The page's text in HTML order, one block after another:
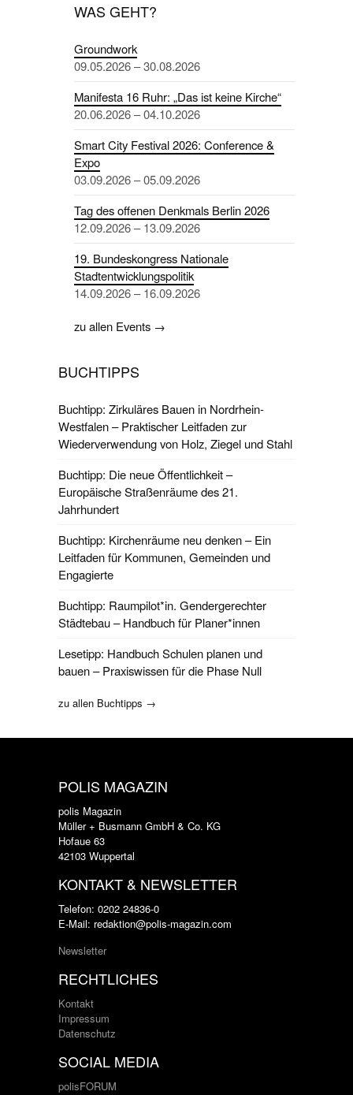
WAS GEHT?
Groundwork
09.05.2026 – 30.08.2026
Manifesta 16 Ruhr: „Das ist keine Kirche“
20.06.2026 – 04.10.2026
Smart City Festival 2026: Conference &
Expo
03.09.2026 – 05.09.2026
Tag des offenen Denkmals Berlin 2026
12.09.2026 – 13.09.2026
19. Bundeskongress Nationale
Stadtentwicklungspolitik
14.09.2026 – 16.09.2026
zu allen Events →
BUCHTIPPS
Buchtipp: Zirkuläres Bauen in Nordrhein-
Westfalen – Praktischer Leitfaden zur
Wiederverwendung von Holz, Ziegel und Stahl
Buchtipp: Die neue Öffentlichkeit –
Europäische Straßenräume des 21.
Jahrhundert
Buchtipp: Kirchenräume neu denken – Ein
Leitfaden für Kommunen, Gemeinden und
Engagierte
Buchtipp: Raumpilot*in. Gendergerechter
Städtebau – Handbuch für Planer*innen
Lesetipp: Handbuch Schulen planen und
bauen – Praxiswissen für die Phase Null
zu allen Buchtipps →
POLIS MAGAZIN
polis Magazin
Müller + Busmann GmbH & Co. KG
Hofaue 63
42103 Wuppertal
KONTAKT & NEWSLETTER
Telefon: 0202 24836-0
E-Mail: redaktion@polis-magazin.com
Newsletter
RECHTLICHES
Kontakt
Impressum
Datenschutz
SOCIAL MEDIA
polisFORUM